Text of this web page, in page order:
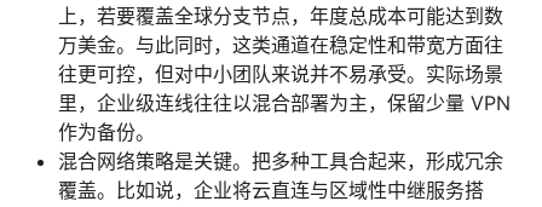
上，若要覆盖全球分支节点，年度总成本可能达到数
万美金。与此同时，这类通道在稳定性和带宽方面往
往更可控，但对中小团队来说并不易承受。实际场景
里，企业级连线往往以混合部署为主，保留少量 VPN
作为备份。
混合网络策略是关键。把多种工具合起来，形成冗余
覆盖。比如说，企业将云直连与区域性中继服务搭